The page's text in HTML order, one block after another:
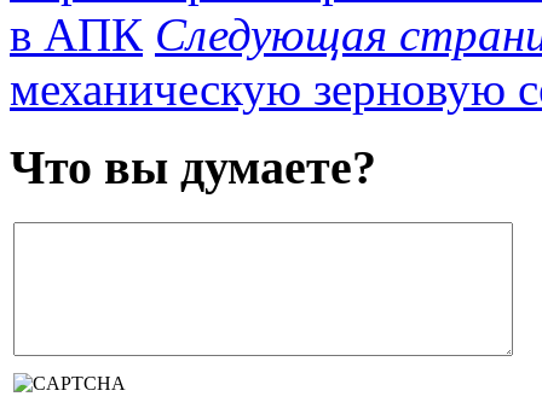
в АПК Следующая
механическую зерновую
Что вы думаете?